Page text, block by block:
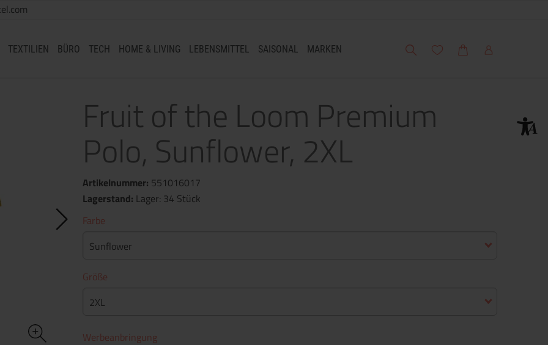
TEXTILIEN BÜRO TECH HOME & LIVING LEBENSMITTEL SAISONAL MARKEN Suche Meine Wunschliste
WarenkorbMein Account
Fruit of the Loom Premium
Polo, Sunflower, 2XL
Artikelnummer: 551016017
Lagerstand: Lager: 34 Stück
Farbe
Sunflower
Größe
2XL
Werbeanbringung